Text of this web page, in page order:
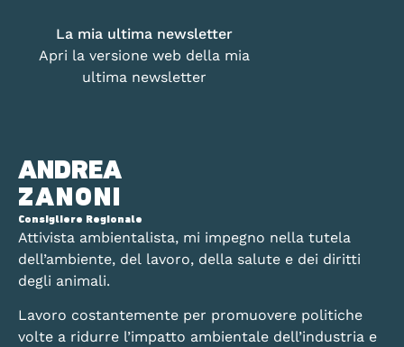
ANDREA
ZANONI
Consigliere Regionale
Attivista ambientalista, mi impegno nella tutela
dell’ambiente, del lavoro, della salute e dei diritti
degli animali.
Lavoro costantemente per promuovere politiche
volte a ridurre l’impatto ambientale dell’industria e
La mia ultima newsletter
Apri la versione web della mia
ultima newsletter